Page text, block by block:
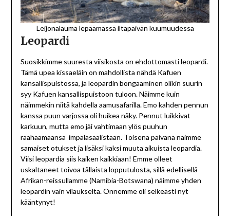
Leijonalauma lepäämässä iltapäivän kuumuudessa
Leopardi
Suosikkimme suuresta viisikosta on ehdottomasti leopardi.
Tämä upea kissaeläin on mahdollista nähdä Kafuen
kansallispuistossa, ja leopardin bongaaminen olikin suurin
syy Kafuen kansallispuistoon tuloon. Näimme kuin
näimmekin niitä kahdella aamusafarilla. Emo kahden pennun
kanssa puun varjossa oli huikea näky. Pennut luikkivat
karkuun, mutta emo jäi vahtimaan ylös puuhun
raahaamaansa impalasaalistaan. Toisena päivänä näimme
samaiset otukset ja lisäksi kaksi muuta aikuista leopardia.
Viisi leopardia siis kaiken kaikkiaan! Emme olleet
uskaltaneet toivoa tällaista lopputulosta, sillä edellisellä
Afrikan-reissullamme (Namibia-Botswana) näimme yhden
leopardin vain vilaukselta. Onnemme oli selkeästi nyt
kääntynyt!